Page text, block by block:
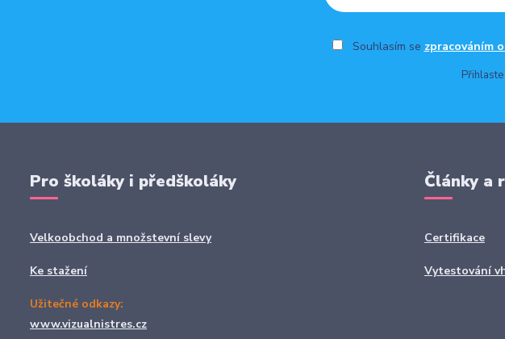
Souhlasím se zpracováním
Pro školáky i předškoláky
Velkoobchod a množstevní slevy
Ke stažení
Užitečné odkazy:
www.vizualnistres.cz
Články a
Certifikace
Vytestování